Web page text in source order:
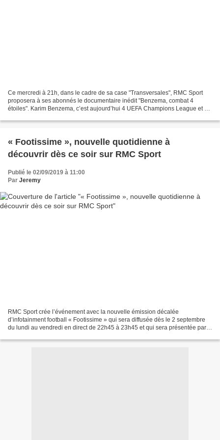
Ce mercredi à 21h, dans le cadre de sa case "Transversales", RMC Sport
proposera à ses abonnés le documentaire inédit "Benzema, combat 4
étoiles". Karim Benzema, c’est aujourd’hui 4 UEFA Champions League et un
« Footissime », nouvelle quotidienne à
découvrir dès ce soir sur RMC Sport
Publié le 02/09/2019 à 11:00
Par Jeremy
RMC Sport crée l’événement avec la nouvelle émission décalée
d’infotainment football « Footissime » qui sera diffusée dès le 2 septembre
du lundi au vendredi en direct de 22h45 à 23h45 et qui sera présentée par